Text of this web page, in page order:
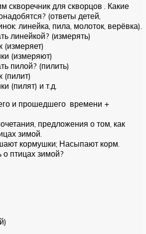
скворечник для скворцов . Какие
(ответы детей,
линейка, пила, молоток, верёвка).
линейкой? (измерять)
(измеряет)
(измеряют)
пилой? (пилить)
(пилит)
(пилят) и т.д.
и прошедшего времени +
предложения о том, как
зимой.
кормушки; Насыпают корм.
о птицах зимой?